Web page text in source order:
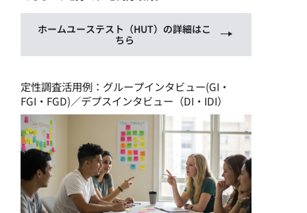
ホームユーステスト（HUT）の詳細はこ
ちら
定性調査活用例：グループインタビュー(GI・
FGI・FGD)／デプスインタビュー（DI・IDI）